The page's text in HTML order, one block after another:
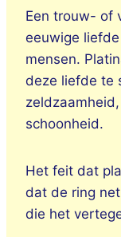
Een trouw- of
eeuwige
mensen.
deze liefde te
schoonheid.
Het feit dat
dat de ring
die het